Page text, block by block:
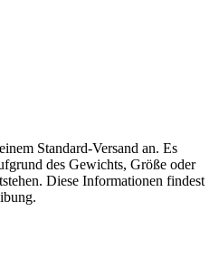
Standard-Versand an. Es
des Gewichts, Größe oder
Diese Informationen findest